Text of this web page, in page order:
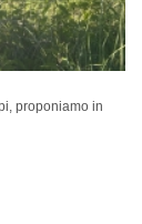
proponiamo in